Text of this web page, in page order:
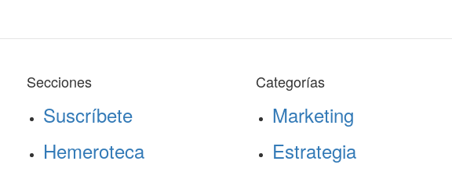
Secciones
Suscríbete
Hemeroteca
Categorías
Marketing
Estrategia